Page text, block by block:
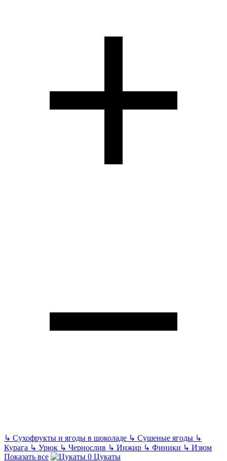
↳ Сухофрукты и ягоды в шоколаде ↳ Сушеные ягоды ↳
Курага ↳ Урюк ↳ Чернослив ↳ Инжир ↳ Финики ↳ Изюм
Показать все
Цукаты